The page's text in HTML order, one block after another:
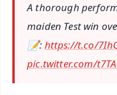
A thorough
maiden Test win
📝: https://t.co/
pic.twitter.com/